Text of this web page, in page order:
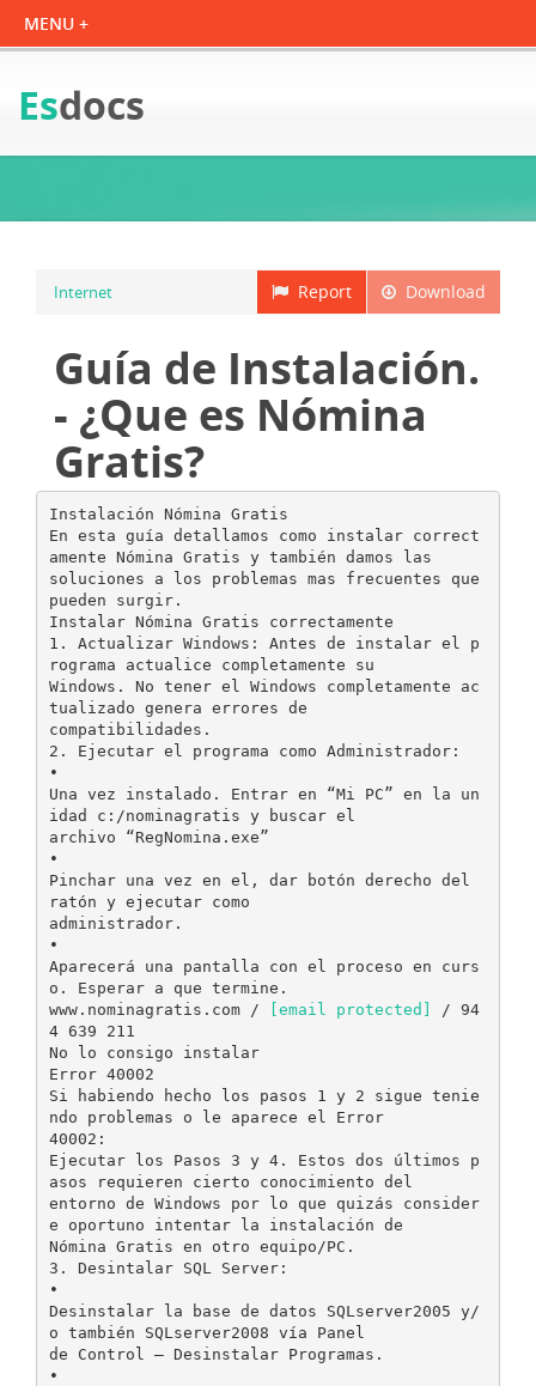
Esdocs
Download
Report
Internet
Guía de Instalación.
- ¿Que es Nómina
Gratis?
Instalación Nómina Gratis
En esta guía detallamos como instalar correct
amente Nómina Gratis y también damos las
soluciones a los problemas mas frecuentes que
pueden surgir.
Instalar Nómina Gratis correctamente
1. Actualizar Windows: Antes de instalar el p
rograma actualice completamente su
Windows. No tener el Windows completamente ac
tualizado genera errores de
compatibilidades.
2. Ejecutar el programa como Administrador:
•
Una vez instalado. Entrar en “Mi PC” en la un
idad c:/nominagratis y buscar el
archivo “RegNomina.exe”
•
Pinchar una vez en el, dar botón derecho del
ratón y ejecutar como
administrador.
•
Aparecerá una pantalla con el proceso en curs
o. Esperar a que termine.
www.nominagratis.com /
[email protected]
/ 94
4 639 211
No lo consigo instalar
Error 40002
Si habiendo hecho los pasos 1 y 2 sigue tenie
ndo problemas o le aparece el Error
40002:
Ejecutar los Pasos 3 y 4. Estos dos últimos p
asos requieren cierto conocimiento del
entorno de Windows por lo que quizás consider
e oportuno intentar la instalación de
Nómina Gratis en otro equipo/PC.
3. Desintalar SQL Server:
•
Desinstalar la base de datos SQLserver2005 y/
o también SQLserver2008 vía Panel
de Control – Desinstalar Programas.
•